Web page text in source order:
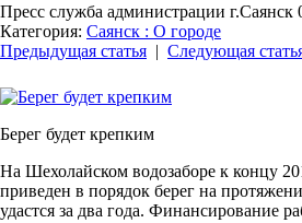
Пресс служба администрации г.Саянск
Категория: Саянск : О городе
Предыдущая статья | Следующая
Берег будет крепким
На Шехолайском водозаборе к концу
приведен в порядок берег на
удастся за два года. Финансирование